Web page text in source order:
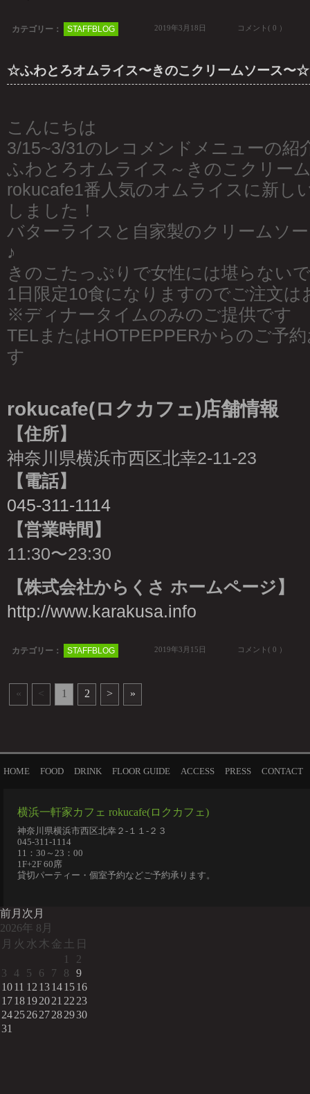
カテゴリー： STAFFBLOG 2019年3月18日 コメント( 0 ）
☆ふわとろオムライス〜きのこクリームソース〜☆
こんにちは
3/15~3/31のレコメンドメニューの紹
ふわとろオムライス～きのこクリー
rokucafe1番人気のオムライスに新し
しました！
バターライスと自家製のクリームソ
♪
きのこたっぷりで女性には堪らない
1日限定10食になりますのでご注文は
※ディナータイムのみのご提供です
TELまたはHOTPEPPERからのご予
す
rokucafe(ロクカフェ)店舗情報
【住所】
神奈川県横浜市西区北幸2-11-23
【電話】
045-311-1114
【営業時間】
11:30〜23:30
【株式会社からくさ ホームページ】
http://www.karakusa.info
カテゴリー： STAFFBLOG 2019年3月15日 コメント( 0 ）
« < 1 2 > »
HOME FOOD DRINK FLOOR GUIDE ACCESS PRESS CONTACT
横浜一軒家カフェ rokucafe(ロクカフェ)
神奈川県横浜市西区北幸２-１１-２３
045-311-1114
11：30～23：00
1F+2F 60席
貸切パーティー・個室予約などご予約承ります。
前月 次月
2026年 8月
月 火 水 木 金 土 日
1
2
3
4 5 6 7 8
9
1011 12 13141516
1718192021 22 23
24252627282930
31